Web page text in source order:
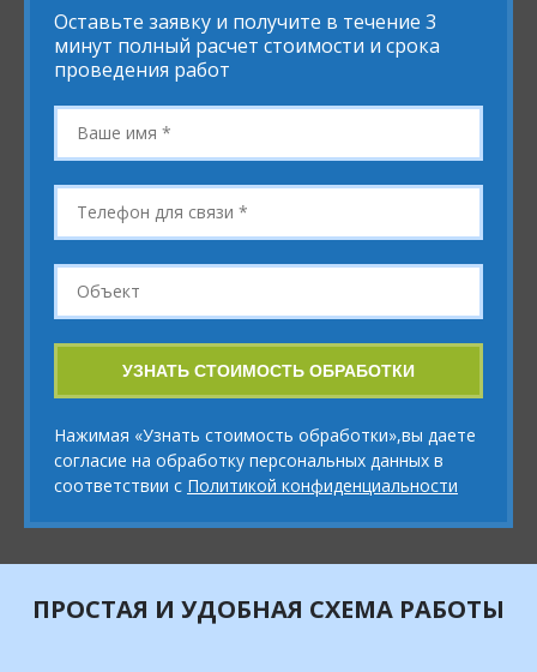
Оставьте заявку и получите в течение 3
минут полный расчет стоимости и срока
проведения работ
Ваше
имя
*
Телефон
для
связи
*Объект
УЗНАТЬ СТОИМОСТЬ ОБРАБОТКИ
Нажимая «Узнать стоимость обработки»,вы даете
согласие на обработку персональных данных в
соответствии с Политикой конфиденциальности
ПРОСТАЯ И УДОБНАЯ СХЕМА РАБОТЫ